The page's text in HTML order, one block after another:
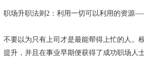
职场升职法则2：利用一切可以利用的资源
不要以为只有上司才是最能帮得上忙的人。
提升，并且在事业早期便获得了成功职场人